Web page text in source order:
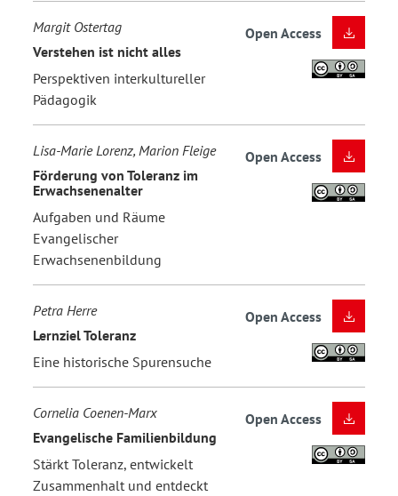
Margit Ostertag
Verstehen ist nicht alles
Perspektiven interkultureller
Pädagogik
Open Access
Lisa-Marie Lorenz, Marion Fleige
Förderung von Toleranz im
Erwachsenenalter
Aufgaben und Räume
Evangelischer
Erwachsenenbildung
Open Access
Petra Herre
Lernziel Toleranz
Eine historische Spurensuche
Open Access
Cornelia Coenen-Marx
Evangelische Familienbildung
Stärkt Toleranz, entwickelt
Zusammenhalt und entdeckt
Open Access